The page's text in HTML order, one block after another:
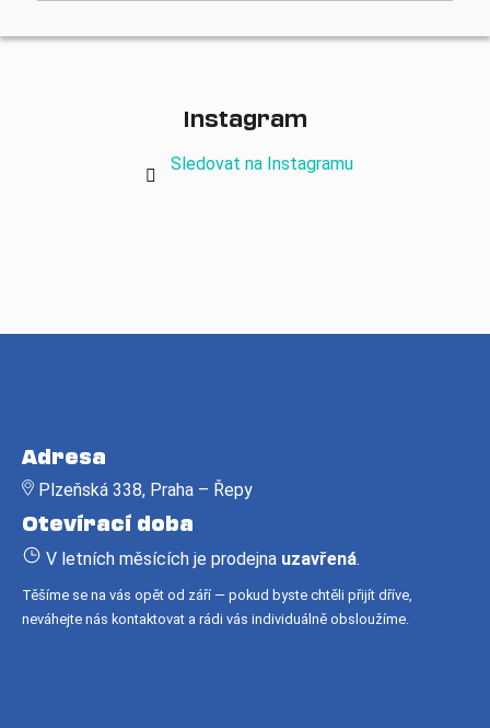
s
Instagram
Sledovat na Instagramu
Adresa
Plzeňská 338, Praha – Řepy
Otevírací doba
V letních měsících je prodejna uzavřená.
Těšíme se na vás opět od září — pokud byste chtěli přijít dříve,
neváhejte nás kontaktovat a rádi vás individuálně obsloužíme.